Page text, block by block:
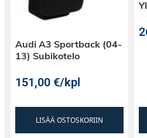
Audi A3 Sportback (04-
13) Subikotelo
151,00€/kpl
LISÄÄ OSTOSKORIIN